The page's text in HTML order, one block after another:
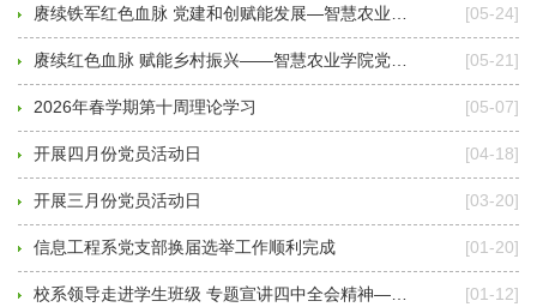
赓续铁军红色血脉 党建和创赋能发展—智慧农业学院.. [05-24]
赓续红色血脉 赋能乡村振兴——智慧农业学院党支部.. [05-21]
2026年春学期第十周理论学习 [05-07]
开展四月份党员活动日 [04-18]
开展三月份党员活动日 [03-20]
信息工程系党支部换届选举工作顺利完成 [01-20]
校系领导走进学生班级 专题宣讲四中全会精神——勉.. [01-12]